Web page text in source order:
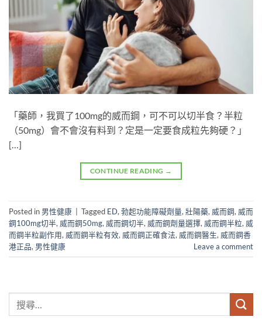
「藥師，我買了100mg的威而鋼，可不可以切半食？半粒
（50mg）會不會沒有料到？定是一定要食成粒先夠硬？」
[…]
CONTINUE READING →
Posted in 男性健康 | Tagged ED, 勃起功能障礙劑量, 壯陽藥, 威而鋼, 威而
鋼100mg切半, 威而鋼50mg, 威而鋼切半, 威而鋼劑量選擇, 威而鋼半粒, 威
而鋼半粒副作用, 威而鋼半粒有效, 威而鋼正確食法, 威而鋼醫生, 威而鋼香
港正品, 男性健康 Leave a comment